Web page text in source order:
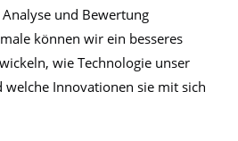
und Bewertung
können wir ein besseres
wie Technologie unser
welche Innovationen sie mit sich